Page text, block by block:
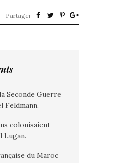
Partager
Seconde Guerre
Feldmann.
colonisaient
Lugan.
du Maroc